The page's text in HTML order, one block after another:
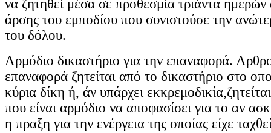
να ζητηθεί μέσα σε προθεσμία τριάντα
άρσης του εμποδίου που συνιστούσε την
του δόλου.
Αρμόδιο δικαστήριο για την επαναφορά.
επαναφορά ζητείται από το δικαστήριο στο
κύρια δίκη ή, άν υπάρχει
που είναι αρμόδιο να αποφασίσει για το αν
η πραξη για την ενέργεια της οποίας είχε